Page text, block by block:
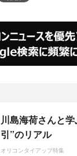
川島海荷さんと
引”のリアル
オリコンタイアップ特集